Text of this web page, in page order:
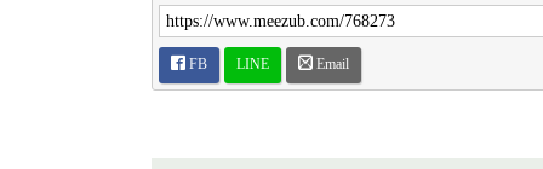
📞สนใจติดต่อ คุณหน่อย 0814384000
FB LINE Email